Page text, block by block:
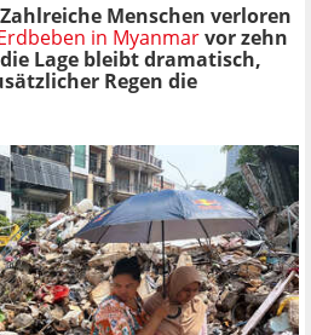
Zahlreiche Menschen verloren
in Myanmarvor zehn
Lage bleibt dramatisch,
Regen die